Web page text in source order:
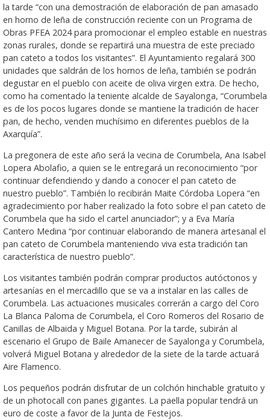
la tarde “con una demostración de elaboración de pan amasado
en horno de leña de construcción reciente con un Programa de
Obras PFEA 2024 para promocionar el empleo estable en nuestras
zonas rurales, donde se repartirá una muestra de este preciado
pan cateto a todos los visitantes”. El Ayuntamiento regalará 300
unidades que saldrán de los hornos de leña, también se podrán
degustar en el pueblo con aceite de oliva virgen extra. De hecho,
como ha comentado la teniente alcalde de Sayalonga, “Corumbela
es de los pocos lugares donde se mantiene la tradición de hacer
pan, de hecho, venden muchísimo en diferentes pueblos de la
Axarquía”.
La pregonera de este año será la vecina de Corumbela, Ana Isabel
Lopera Abolafio, a quien se le entregará un reconocimiento “por
continuar defendiendo y dando a conocer el pan cateto de
nuestro pueblo”. También lo recibirán Maite Córdoba Lopera “en
agradecimiento por haber realizado la foto sobre el pan cateto de
Corumbela que ha sido el cartel anunciador”; y a Eva María
Cantero Medina “por continuar elaborando de manera artesanal el
pan cateto de Corumbela manteniendo viva esta tradición tan
característica de nuestro pueblo”.
Los visitantes también podrán comprar productos autóctonos y
artesanías en el mercadillo que se va a instalar en las calles de
Corumbela. Las actuaciones musicales correrán a cargo del Coro
La Blanca Paloma de Corumbela, el Coro Romeros del Rosario de
Canillas de Albaida y Miguel Botana. Por la tarde, subirán al
escenario el Grupo de Baile Amanecer de Sayalonga y Corumbela,
volverá Miguel Botana y alrededor de la siete de la tarde actuará
Aire Flamenco.
Los pequeños podrán disfrutar de un colchón hinchable gratuito y
de un photocall con panes gigantes. La paella popular tendrá un
euro de coste a favor de la Junta de Festejos.